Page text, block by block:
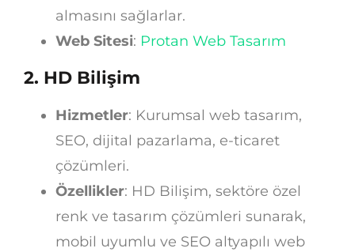
almasını sağlarlar.
Web Sitesi: Protan Web Tasarım
2. HD Bilişim
Hizmetler: Kurumsal web tasarım,
SEO, dijital pazarlama, e-ticaret
çözümleri.
Özellikler: HD Bilişim, sektöre özel
renk ve tasarım çözümleri sunarak,
mobil uyumlu ve SEO altyapılı web